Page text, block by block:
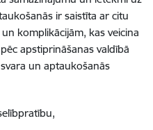
ir saistīta ar citu
komplikācijām, kas veicina
apstiprināšanas valdībā
un aptaukošanās